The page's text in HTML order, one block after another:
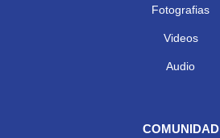
Fotografias
Videos
Audio
COMUNIDAD